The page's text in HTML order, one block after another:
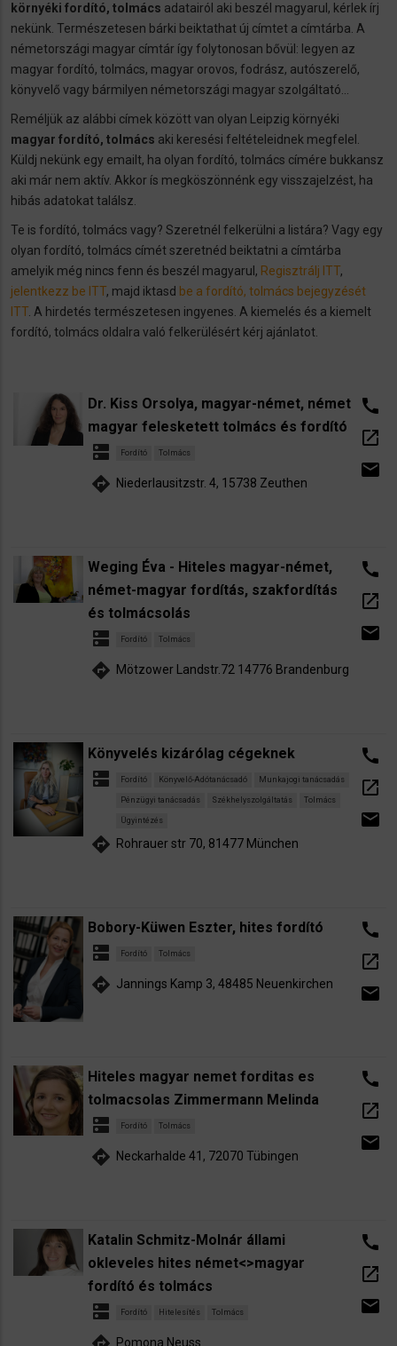
környéki fordító, tolmács adatairól aki beszél magyarul, kérlek írj
nekünk. Természetesen bárki beiktathat új címtet a címtárba. A
németországi magyar címtár így folytonosan bővül: legyen az
magyar fordító, tolmács, magyar orovos, fodrász, autószerelő,
könyvelő vagy bármilyen németországi magyar szolgáltató...
Reméljük az alábbi címek között van olyan Leipzig környéki
magyar fordító, tolmács aki keresési feltételeidnek megfelel.
Küldj nekünk egy emailt, ha olyan fordító, tolmács címére bukkansz
aki már nem aktív. Akkor ís megköszönnénk egy visszajelzést, ha
hibás adatokat találsz.
Te is fordító, tolmács vagy? Szeretnél felkerülni a listára? Vagy egy
olyan fordító, tolmács címét szeretnéd beiktatni a címtárba
amelyik még nincs fenn és beszél magyarul, Regisztrálj ITT,
jelentkezz be ITT, majd iktasd be a fordító, tolmács bejegyzését
ITT. A hirdetés természetesen ingyenes. A kiemelés és a kiemelt
fordító, tolmács oldalra való felkerülésért kérj ajánlatot.
Dr. Kiss Orsolya, magyar-német, német
magyar felesketett tolmács és fordító
dns Fordító Tolmács
directions Niederlausitzstr. 4, 15738 Zeuthen
call
open_in_new
email
Weging Éva - Hiteles magyar-német,
német-magyar fordítás, szakfordítás
és tolmácsolás
dns Fordító Tolmács
directions Mötzower Landstr.72 14776 Brandenburg
call
open_in_new
email
Könyvelés kizárólag cégeknek
dns Fordító Könyvelő-Adótanácsadó Munkajogi tanácsadás
Pénzügyi tanácsadás Székhelyszolgáltatás Tolmács
Ügyintézés
directions Rohrauer str 70, 81477 München
call
open_in_new
email
Bobory-Küwen Eszter, hites fordító
dns Fordító Tolmács
directions Jannings Kamp 3, 48485 Neuenkirchen
call
open_in_new
email
Hiteles magyar nemet forditas es
tolmacsolas Zimmermann Melinda
dns Fordító Tolmács
directions Neckarhalde 41, 72070 Tübingen
call
open_in_new
email
Katalin Schmitz-Molnár állami
okleveles hites német<>magyar
fordító és tolmács
dns Fordító Hitelesítés Tolmács
Pomona Neuss
call
open_in_new
email